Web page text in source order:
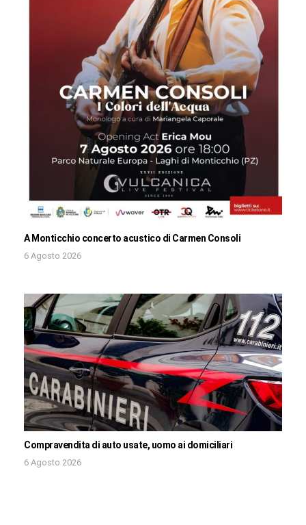
A Monticchio concerto acustico di Carmen Consoli
6 Agosto 2026
Compravendita di auto usate, uomo ai domiciliari
6 Agosto 2026